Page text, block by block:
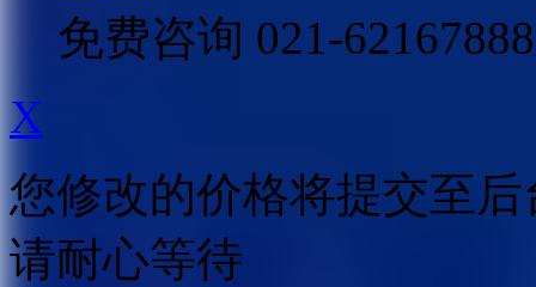
免费咨询 021-62167888
X
您修改的价格将提交至
请耐心等待